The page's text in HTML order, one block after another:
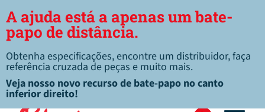
A ajuda está a apenas um bate-
papo de distância.
Obtenha especificações, encontre um distribuidor, faça
referência cruzada de peças e muito mais.
Veja nosso novo recurso de bate-papo no canto
inferior direito!